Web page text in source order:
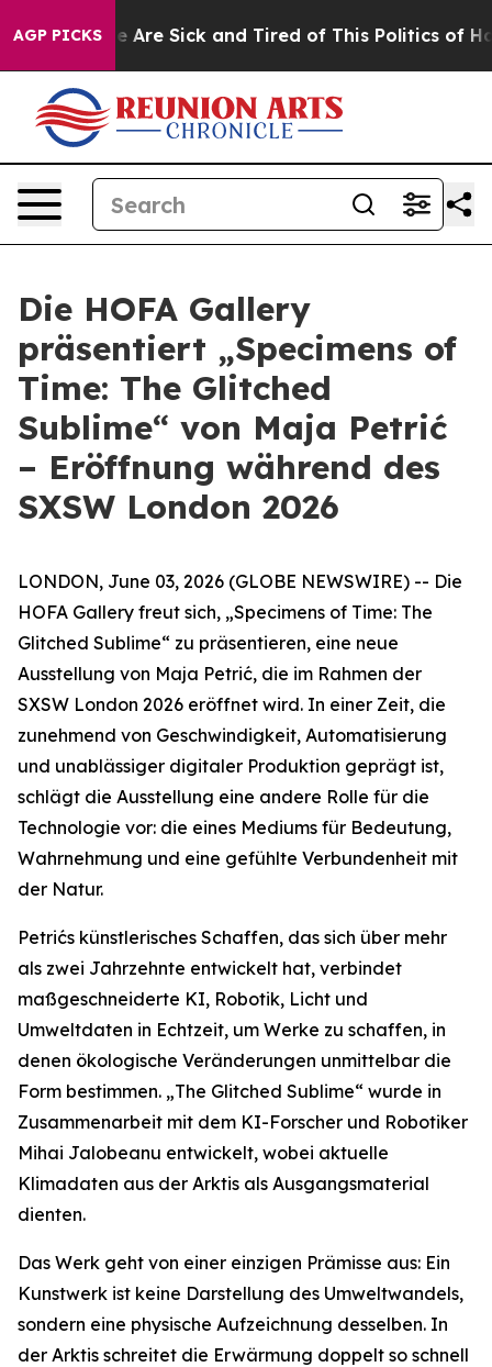
AGP PICKS
“People Are Sick and Tired of This Politics of
Die HOFA Gallery
präsentiert „Specimens of
Time: The Glitched
Sublime“ von Maja Petrić
– Eröffnung während des
SXSW London 2026
LONDON, June 03, 2026 (GLOBE NEWSWIRE) -- Die
HOFA Gallery freut sich, „Specimens of Time: The
Glitched Sublime“ zu präsentieren, eine neue
Ausstellung von Maja Petrić, die im Rahmen der
SXSW London 2026 eröffnet wird. In einer Zeit, die
zunehmend von Geschwindigkeit, Automatisierung
und unablässiger digitaler Produktion geprägt ist,
schlägt die Ausstellung eine andere Rolle für die
Technologie vor: die eines Mediums für Bedeutung,
Wahrnehmung und eine gefühlte Verbundenheit mit
der Natur.
Petrićs künstlerisches Schaffen, das sich über mehr
als zwei Jahrzehnte entwickelt hat, verbindet
maßgeschneiderte KI, Robotik, Licht und
Umweltdaten in Echtzeit, um Werke zu schaffen, in
denen ökologische Veränderungen unmittelbar die
Form bestimmen. „The Glitched Sublime“ wurde in
Zusammenarbeit mit dem KI-Forscher und Robotiker
Mihai Jalobeanu entwickelt, wobei aktuelle
Klimadaten aus der Arktis als Ausgangsmaterial
dienten.
Das Werk geht von einer einzigen Prämisse aus: Ein
Kunstwerk ist keine Darstellung des Umweltwandels,
sondern eine physische Aufzeichnung desselben. In
der Arktis schreitet die Erwärmung doppelt so schnell